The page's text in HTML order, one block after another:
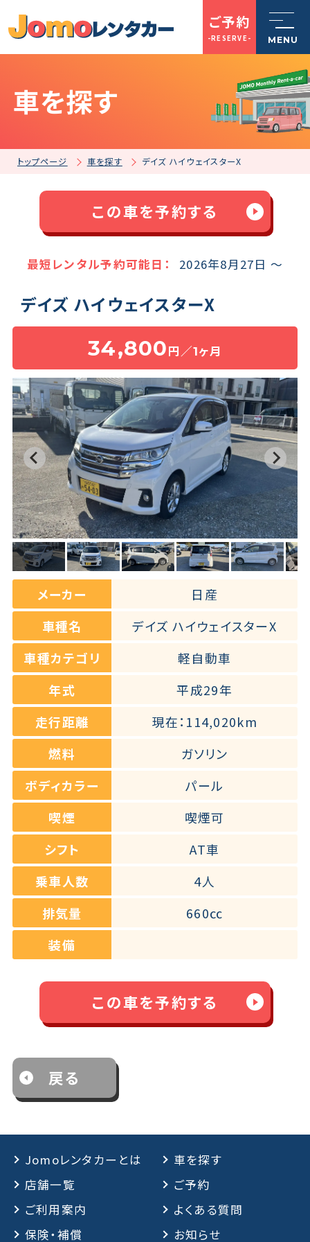
MENU
保険・補償
よくある質問
お問い合わせチャット
トップページ
Jomoレンタカーとは
店舗一覧
ご利用案内
ご予約
-RESERVE-
車を探す
トップページ 車を探す デイズ ハイウェイスターX
この車を予約する
最短レンタル予約可能日： 2026年8月27日 ～
デイズ ハイウェイスターX
34,800 円／1ヶ月
メーカー
日産
車種名
デイズ ハイウェイスターX
車種カテゴリ
軽自動車
年式
平成29年
走行距離
現在：114,020km
燃料
ガソリン
ボディカラー
パール
喫煙
喫煙可
シフト
AT車
乗車人数
4人
排気量
660㏄
装備
戻る
この車を予約する
Jomoレンタカーとは
車を探す
店舗一覧
ご予約
ご利用案内
よくある質問
保険・補償
お知らせ